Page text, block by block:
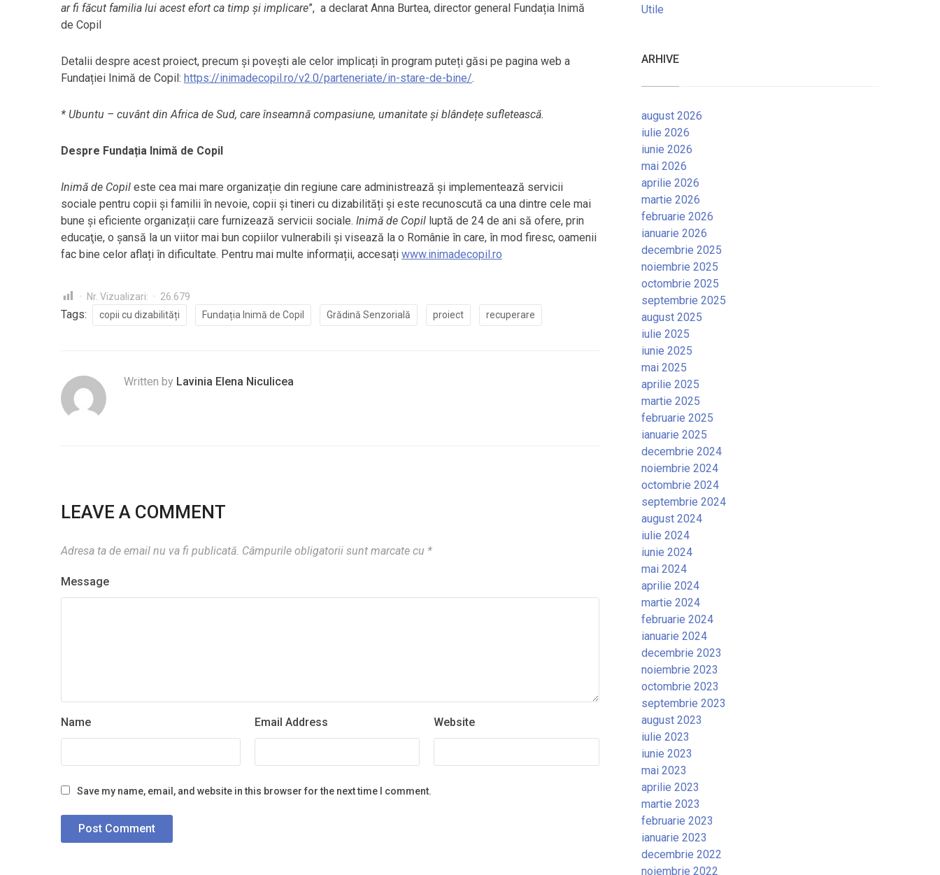
ar fi făcut familia lui acest efort ca timp și implicare”, a declarat Anna Burtea, director general Fundația Inimă
de Copil
Detalii despre acest proiect, precum și povești ale celor implicați în program puteți găsi pe pagina web a
Fundației Inimă de Copil: https://inimadecopil.ro/v2.0/parteneriate/in-stare-de-bine/.
* Ubuntu – cuvânt din Africa de Sud, care înseamnă compasiune, umanitate și blândețe sufletească.
Despre Fundația Inimă de Copil
Inimă de Copil este cea mai mare organizație din regiune care administrează și implementează servicii
sociale pentru copii și familii în nevoie, copii și tineri cu dizabilități și este recunoscută ca una dintre cele mai
bune și eficiente organizații care furnizează servicii sociale. Inimă de Copil luptă de 24 de ani să ofere, prin
educaţie, o șansă la un viitor mai bun copiilor vulnerabili și visează la o Românie în care, în mod firesc, oamenii
fac bine celor aflați în dificultate. Pentru mai multe informații, accesați www.inimadecopil.ro
Nr. Vizualizari: 26.679
Tags: copii cu dizabilități Fundația Inimă de Copil Grădină Senzorială proiect recuperare
Written by Lavinia Elena Niculicea
LEAVE A COMMENT
Adresa ta de email nu va fi publicată. Câmpurile obligatorii sunt marcate cu *
Message
Name Email Address Website
Save my name, email, and website in this browser for the next time I comment.
Utile
ARHIVE
august 2026
iulie 2026
iunie 2026
mai 2026
aprilie 2026
martie 2026
februarie 2026
ianuarie 2026
decembrie 2025
noiembrie 2025
octombrie 2025
septembrie 2025
august 2025
iulie 2025
iunie 2025
mai 2025
aprilie 2025
martie 2025
februarie 2025
ianuarie 2025
decembrie 2024
noiembrie 2024
octombrie 2024
septembrie 2024
august 2024
iulie 2024
iunie 2024
mai 2024
aprilie 2024
martie 2024
februarie 2024
ianuarie 2024
decembrie 2023
noiembrie 2023
octombrie 2023
septembrie 2023
august 2023
iulie 2023
iunie 2023
mai 2023
aprilie 2023
martie 2023
februarie 2023
ianuarie 2023
decembrie 2022
noiembrie 2022